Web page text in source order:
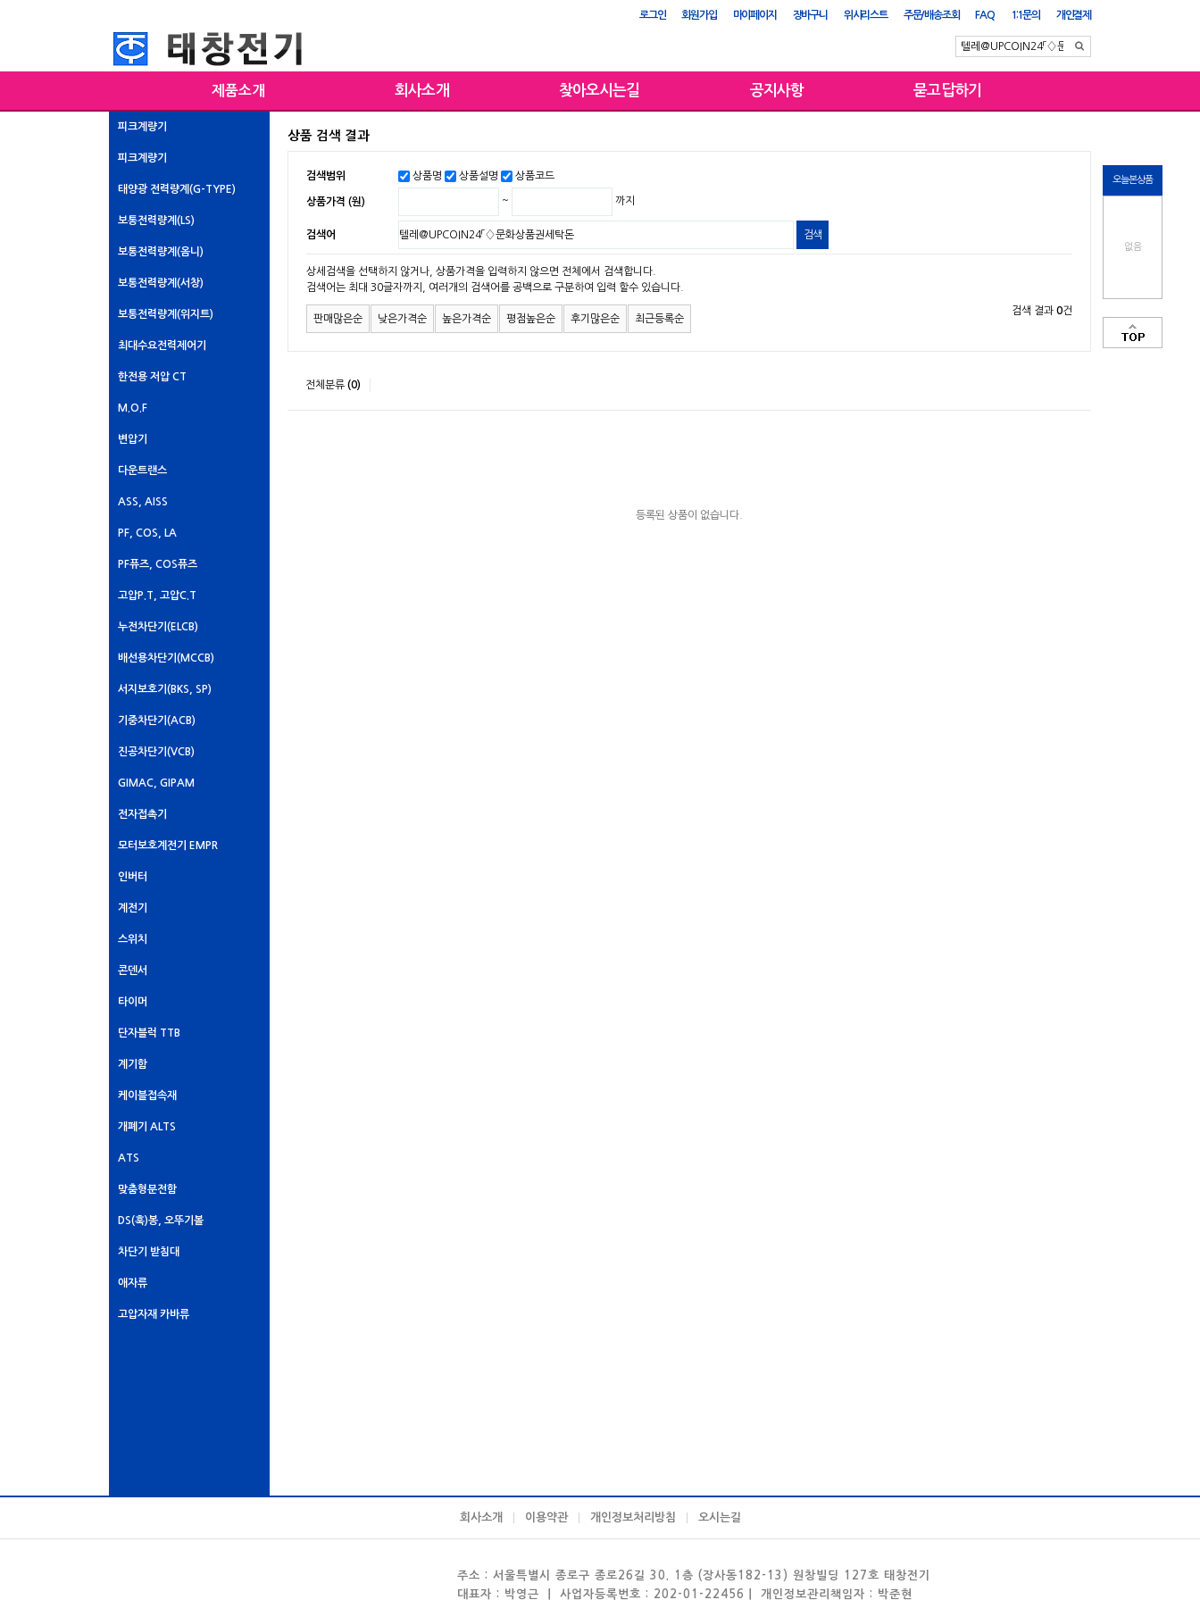
로그인 회원가입 마이페이지 장바구니 위시리스트 주문/배송조회 FAQ 1:1문의 개인결제
제품소개 회사소개 찾아오시는길 공지사항 묻고답하기
피크계량기
피크계량기
태양광 전력량계(G-TYPE)
보통전력량계(LS)
보통전력량계(옴니)
보통전력량계(서창)
보통전력량계(위지트)
최대수요전력제어기
한전용 저압 CT
M.O.F
변압기
다운트랜스
ASS, AISS
PF, COS, LA
PF퓨즈, COS퓨즈
고압P.T, 고압C.T
누전차단기(ELCB)
배선용차단기(MCCB)
서지보호기(BKS, SP)
기중차단기(ACB)
진공차단기(VCB)
GIMAC, GIPAM
전자접촉기
모터보호계전기 EMPR
인버터
계전기
스위치
콘덴서
타이머
단자블럭 TTB
계기함
케이블접속재
개폐기 ALTS
ATS
맞춤형분전함
DS(훅)봉, 오뚜기볼
차단기 받침대
애자류
고압자재 카바류
상품 검색 결과
오늘본상품
없음
맨위로
검색범위 상품명 상품설명 상품코드
상품가격 (원) ~ 까지
검색어
상세검색을 선택하지 않거나, 상품가격을 입력하지 않으면 전체에서 검색합니다.
검색어는 최대 30글자까지, 여러개의 검색어를 공백으로 구분하여 입력 할수 있습니다.
판매많은순 낮은가격순 높은가격순 평점높은순 후기많은순 최근등록순
검색 결과 0건
전체분류 (0)
등록된 상품이 없습니다.
회사소개 이용약관 개인정보처리방침 오시는길
주소 : 서울특별시 종로구 종로26길 30. 1층 (장사동182-13) 원창빌딩 127호 태창전기
대표자 : 박영근 ㅣ 사업자등록번호 : 202-01-22456ㅣ 개인정보관리책임자 : 박준현